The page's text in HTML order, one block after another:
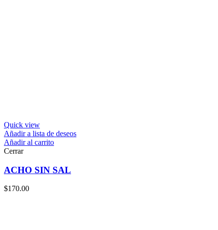
Quick view
Añadir a lista de deseos
Añadir al carrito
Cerrar
ACHO SIN SAL
$170.00